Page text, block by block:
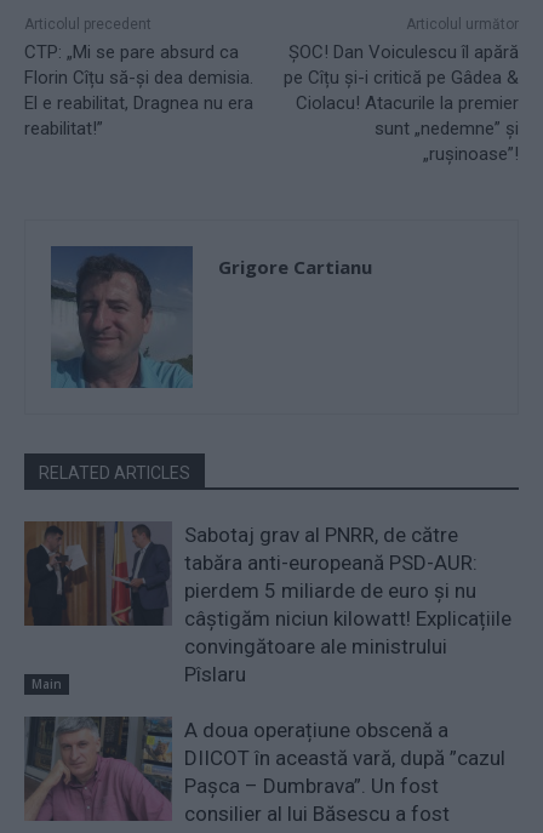
Articolul precedent
CTP: „Mi se pare absurd ca
Florin Cîțu să-și dea demisia.
El e reabilitat, Dragnea nu era
reabilitat!”
Articolul următor
ȘOC! Dan Voiculescu îl apără
pe Cîțu și-i critică pe Gâdea &
Ciolacu! Atacurile la premier
sunt „nedemne” și
„rușinoase”!
Grigore Cartianu
RELATED ARTICLES
Main
Sabotaj grav al PNRR, de către
tabăra anti-europeană PSD-AUR:
pierdem 5 miliarde de euro și nu
câștigăm niciun kilowatt! Explicațiile
convingătoare ale ministrului
Pîslaru
A doua operațiune obscenă a
DIICOT în această vară, după ”cazul
Pașca – Dumbrava”. Un fost
consilier al lui Băsescu a fost